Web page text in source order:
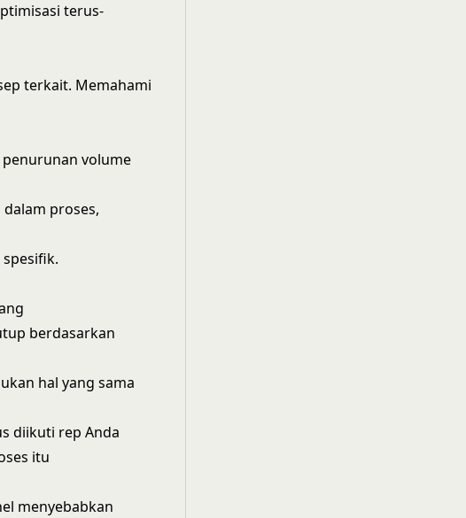
terus-
terkait. Memahami
volume
proses,
berdasarkan
hal yang sama
diikuti rep Anda
itu
menyebabkan